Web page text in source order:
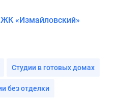
«Измайловский»
Студии в готовых домах
без отделки